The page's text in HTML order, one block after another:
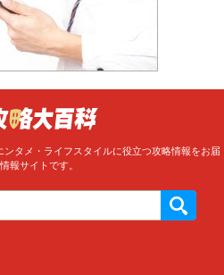
タメ・ライフスタイルに役立つ攻略情報をお届
報サイトです。